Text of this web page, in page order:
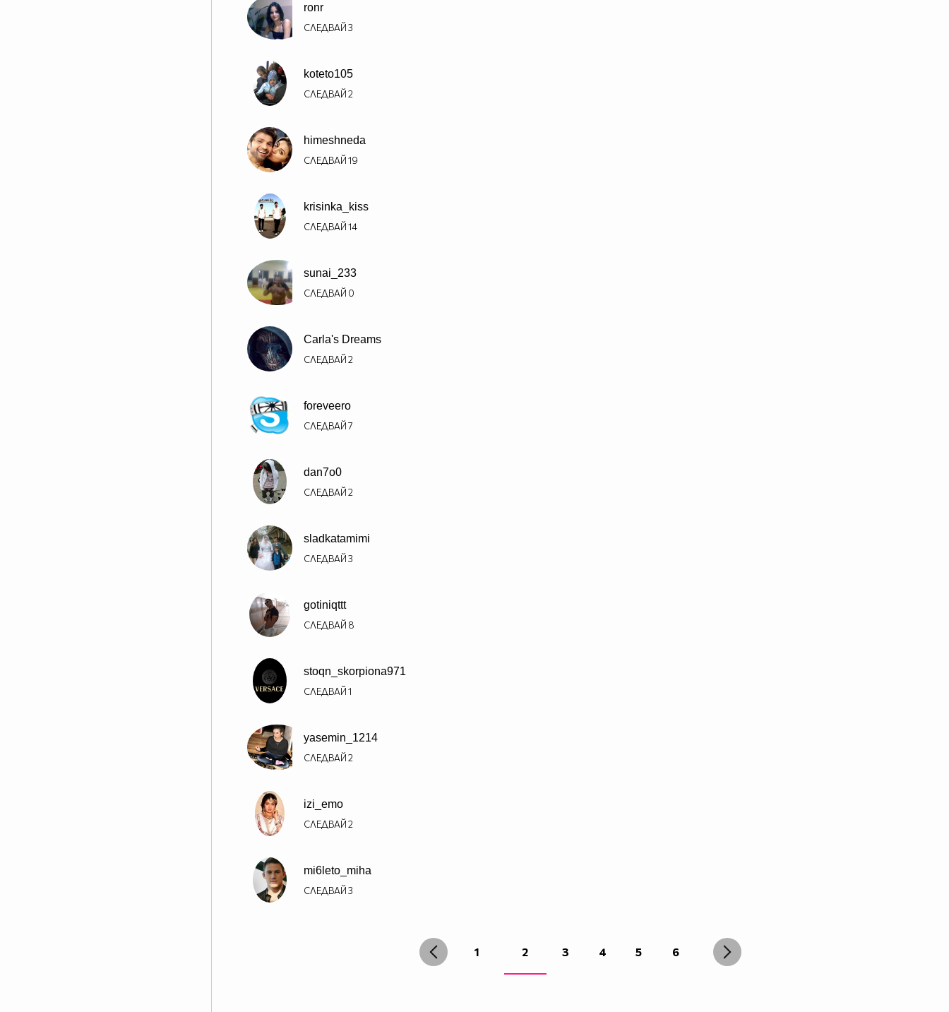
ronr
СЛЕДВАЙ3
koteto105
СЛЕДВАЙ2
himeshneda
СЛЕДВАЙ19
krisinka_kiss
СЛЕДВАЙ14
sunai_233
СЛЕДВАЙ 0
Carla's Dreams
СЛЕДВАЙ2
foreveero
СЛЕДВАЙ7
dan7o0
СЛЕДВАЙ2
sladkatamimi
СЛЕДВАЙ3
gotiniqttt
СЛЕДВАЙ 8
stoqn_skorpiona971
СЛЕДВАЙ1
yasemin_1214
СЛЕДВАЙ2
izi_emo
СЛЕДВАЙ2
mi6leto_miha
СЛЕДВАЙ3
1 2 3 4 5 6